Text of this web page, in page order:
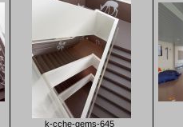
k-cche-gems-645